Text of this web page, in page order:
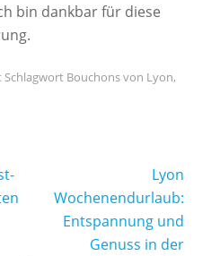
bin dankbar für diese
Schlagwort Bouchons von Lyon,
Lyon
Wochenendurlaub:
Entspannung und
Genuss in der